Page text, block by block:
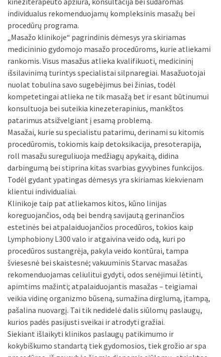
UAB “Masažo klinika” – medicinos įstaiga įsteigta 2010 m.
Veikianti pagal valstybinės akreditavimo sveikatos priežiūros
veiklai tarnybos prie Sveikatos apsaugos ministerijos 2011m.
rugpjūčio 29d. išduotą “Įstaigų asmens sveikatos priežiūros
licenciją“ Nr. 3393. “Masažo klinikoje” teikiamos gydomosios
bei estetinės medicinos paslaugos: medicininio gydomojo
masažo bei kitos kūną, veidą jauninančios ir kitaip
puoselėjančios procedūros. Suteikiama patyrusio gydytojo
kineziterapeuto apžiūra, konsultacija bei sudaromas
individualus rekomenduojamų kompleksinis masažų bei
procedūrų programa.
„Masažo klinikoje“ pagrindinis dėmesys yra skiriamas
medicininio gydomojo masažo procedūroms, kurie atliekami
rankomis. Visus masažus atlieka kvalifikuoti, medicininį
išsilavinimą turintys specialistai silpnaregiai. Masažuotojai
nuolat tobulina savo sugebėjimus bei žinias, todėl
kompetetingai atlieka ne tik masažą bet ir esant būtinumui
konsultuoja bei suteikia kinezeterapinius, mankštos
patarimus atsižvelgiant į esamą problemą.
Masažai, kurie su specialistu patarimu, derinami su kitomis
procedūromis, tokiomis kaip detoksikacija, presoterapija,
roll masažu sureguliuoja medžiagų apykaitą, didina
darbingumą bei stiprina kitas svarbias gyvybines funkcijos.
Todėl gydant ypatingas dėmesys yra skiriamas kiekvienam
klientui individualiai.
Klinikoje taip pat atliekamos kitos, kūno linijas
koreguojančios, odą bei bendrą savijautą gerinančios
estetinės bei atpalaiduojančios procedūros, tokios kaip
Lymphobiony L300 valo ir atgaivina veido odą, kuri po